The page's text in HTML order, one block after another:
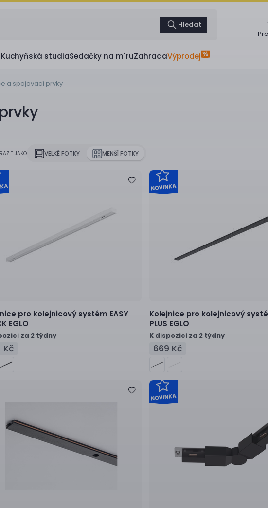
Hledat
Kuchyňská studiaSedačky na míruZahradaVýprodej
a spojovací prvky
JAKO VELKÉ FOTKY MENŠÍ FOTKY
pro kolejnicový systém EASY
EGLO
za 2 týdny
Kč
Kolejnice pro kolejnicový
PLUS EGLO
K dispozici za 2 týdny
669 Kč